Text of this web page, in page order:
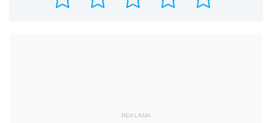
REKLAMA